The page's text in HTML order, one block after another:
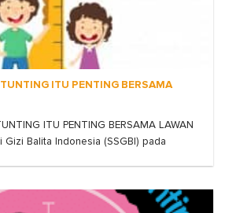
ITU PENTING BERSAMA
ITU PENTING BERSAMA LAWAN
Gizi Balita Indonesia (SSGBI) pada